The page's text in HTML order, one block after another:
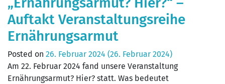
Auftakt Veranstaltungsreihe
Ernährungsarmut
Posted on 26. Februar 2024 (26. Februar 2024)
Am 22. Februar 2024 fand unsere Veranstaltung
Ernährungsarmut? Hier? statt. Was bedeutet